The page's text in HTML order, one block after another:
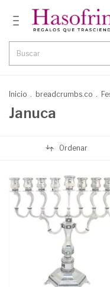
Inicio . breadcrumbs.co .
Januca
Ordenar